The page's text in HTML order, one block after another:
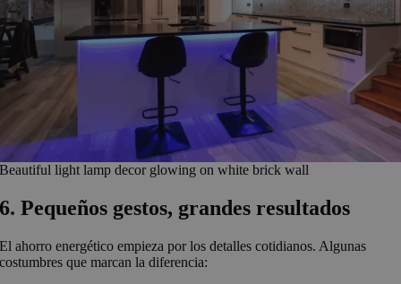
Beautiful light lamp decor glowing on white brick wall
6. Pequeños gestos, grandes resultados
El ahorro energético empieza por los detalles cotidianos. Algunas
costumbres que marcan la diferencia: